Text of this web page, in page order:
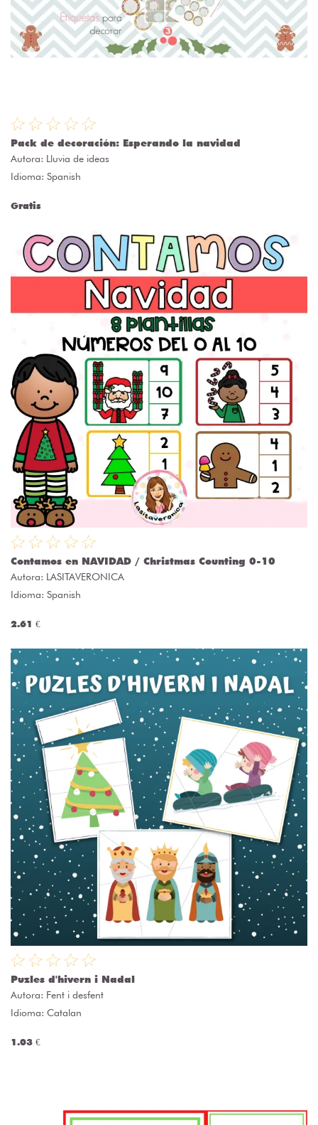
Pack de decoración: Esperando la navidad
Autora: Lluvia de ideas
Idioma: Spanish
Gratis
Contamos en NAVIDAD / Christmas Counting 0-10
Autora: LASITAVERONICA
Idioma: Spanish
2.61 €
Puzles d'hivern i Nadal
Autora: Fent i desfent
Idioma: Catalan
1.03 €